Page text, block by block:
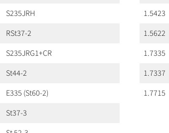
S235JRH
RSt37-2
S235JRG1+CR
St44-2
E335 (St60-2)
St37-3
1.5423
1.5622
1.7335
1.7337
1.7715